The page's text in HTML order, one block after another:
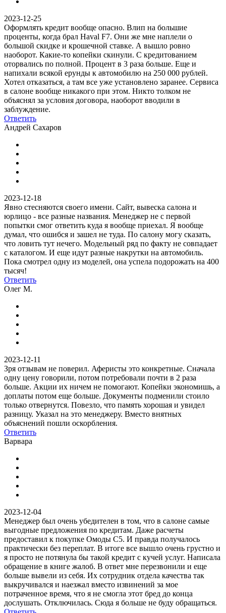
2023-12-25
Оформлять кредит вообще опасно. Влип на большие
проценты, когда брал Haval F7. Они же мне наплели о
большой скидке и крошечной ставке. А вышло ровно
наоборот. Какие-то копейки скинули. С кредитованием
оторвались по полной. Процент в 3 раза больше. Еще и
напихали всякой ерунды к автомобилю на 250 000 рублей.
Хотел отказаться, а там все уже установлено заранее. Сервиса
в салоне вообще никакого при этом. Никто толком не
объяснял за условия договора, наоборот вводили в
заблуждение.
Ответить
Андрей Сахаров
2023-12-18
Явно стесняются своего имени. Сайт, вывеска салона и
юрлицо - все разные названия. Менеджер не с первой
попытки смог ответить куда я вообще приехал. Я вообще
думал, что ошибся и зашел не туда. По салону могу сказать,
что ловить тут нечего. Модельный ряд по факту не совпадает
с каталогом. И еще идут разные накрутки на автомобиль.
Пока смотрел одну из моделей, она успела подорожать на 400
тысяч!
Ответить
Олег М.
2023-12-11
Зря отзывам не поверил. Аферисты это конкретные. Сначала
одну цену говорили, потом потребовали почти в 2 раза
больше. Акции их ничем не помогают. Копейки экономишь, а
доплаты потом еще больше. Документы подменили стоило
только отвернутся. Повезло, что память хорошая и увидел
разницу. Указал на это менеджеру. Вместо внятных
объяснений пошли оскорбления.
Ответить
Варвара
2023-12-04
Менеджер был очень убедителен в том, что в салоне самые
выгодные предложения по кредитам. Даже расчеты
предоставил к покупке Омоды С5. И правда получалось
практически без переплат. В итоге все вышло очень грустно и
я просто не потянула бы такой кредит с кучей услуг. Написала
обращение в книге жалоб. В ответ мне перезвонили и еще
больше вывели из себя. Их сотрудник отдела качества так
выкручивался и наезжал вместо извинений за мое
потраченное время, что я не смогла этот бред до конца
дослушать. Отключилась. Сюда я больше не буду обращаться.